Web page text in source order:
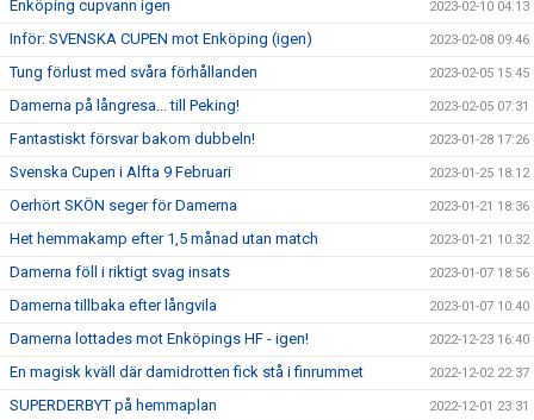
Enköping cupvann igen 2023-02-10 04:13
Inför: SVENSKA CUPEN mot Enköping (igen) 2023-02-08 09:46
Tung förlust med svåra förhållanden 2023-02-05 15:45
Damerna på långresa... till Peking! 2023-02-05 07:31
Fantastiskt försvar bakom dubbeln! 2023-01-28 17:26
Svenska Cupen i Alfta 9 Februari 2023-01-25 18:12
Oerhört SKÖN seger för Damerna 2023-01-21 18:36
Het hemmakamp efter 1,5 månad utan match 2023-01-21 10:32
Damerna föll i riktigt svag insats 2023-01-07 18:56
Damerna tillbaka efter långvila 2023-01-07 10:40
Damerna lottades mot Enköpings HF - igen! 2022-12-23 16:40
En magisk kväll där damidrotten fick stå i finrummet 2022-12-02 22:37
SUPERDERBYT på hemmaplan 2022-12-01 23:31